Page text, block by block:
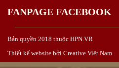
FANPAGE FACEBOOK
Bản quyền 2018 thuộc HPN.VR
Thiết kế website bởi Creative Việt Nam